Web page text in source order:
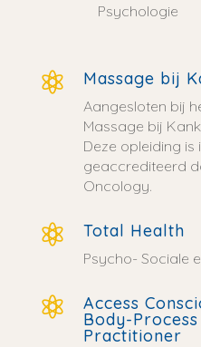
Psychologie
 Massage bij
Aangesloten bij
Massage bij
Deze opleiding
geaccrediteerd
Oncology.
 Total Health
Psycho- Sociale
 Access
Body-
Practitioner